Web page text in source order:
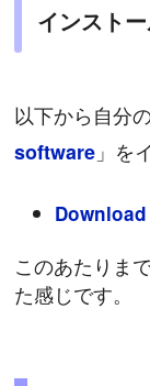
インスト
以下から自分
software 」を
このあたりま
た感じです。